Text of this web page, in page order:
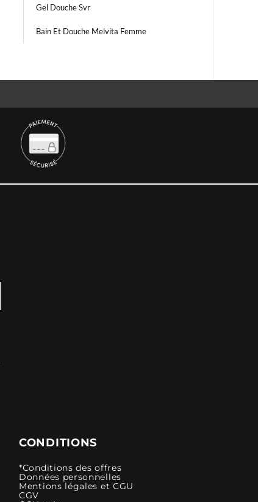
Gel Douche Svr
Bain Et Douche Melvita Femme
CONDITIONS
*Conditions des offres
Données personnelles
Mentions légales et CGU
CGV